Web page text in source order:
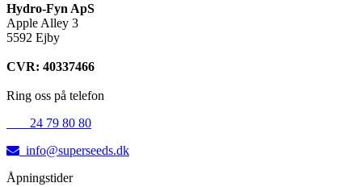
Hydro-Fyn ApS
Apple Alley 3
5592 Ejby
CVR: 40337466
Ring oss på telefon
24 79 80 80
info@superseeds.dk
Åpningstider